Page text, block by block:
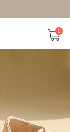
0